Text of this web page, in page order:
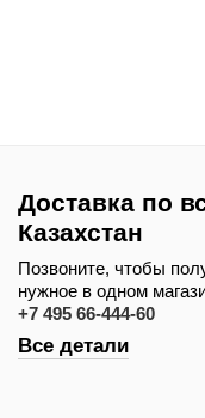
Доставка по
Казахстан
Позвоните, чтобы
нужное в одном
+7 495 66-444-60
Все детали